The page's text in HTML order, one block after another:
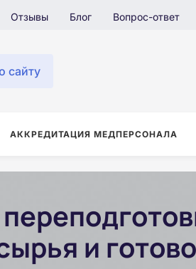
Отзывы Блог Вопрос-ответ
сайту
АККРЕДИТАЦИЯ МЕДПЕРСОНАЛА
и